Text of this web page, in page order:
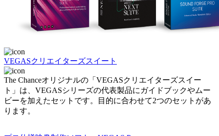
VEGASクリエイターズスイート
The Chanceオリジナルの「VEGASクリエイターズスイー
ト」は、VEGASシリーズの代表製品にガイドブックやムー
ビーを加えたセットです。目的に合わせて2つのセットがあ
ります。